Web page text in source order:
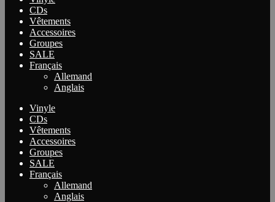
CDs
Vêtements
Accessoires
Groupes
SALE
Français
Allemand
Anglais
Vinyle
CDs
Vêtements
Accessoires
Groupes
SALE
Français
Allemand
Anglais